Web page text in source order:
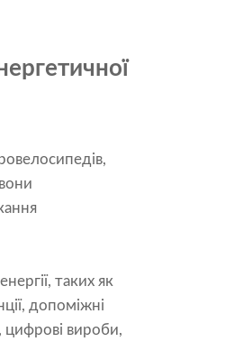
таких як
допоміжні
цифрові вироби,